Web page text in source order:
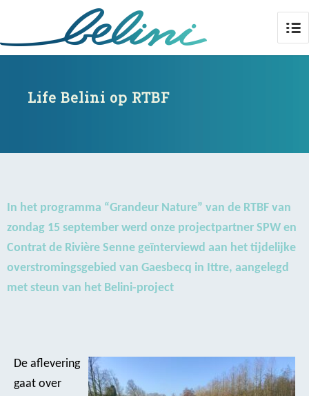
Life Belini op RTBF
In het programma “Grandeur Nature” van de RTBF van
zondag 15 september werd onze projectpartner SPW en
Contrat de Rivière Senne geïnterviewd aan het tijdelijke
overstromingsgebied van Gaesbecq in Ittre, aangelegd
met steun van het Belini-project
De aflevering
gaat over